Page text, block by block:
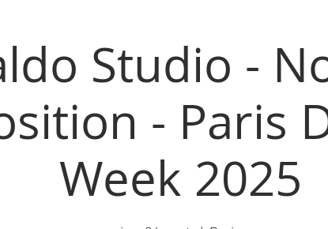
Studio -
- Paris
Week 2025